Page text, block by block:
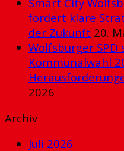
fordert klare
der Zukunft 20.
Wolfsburger
Kommunalwahl
2026
Archiv
Juli 2026